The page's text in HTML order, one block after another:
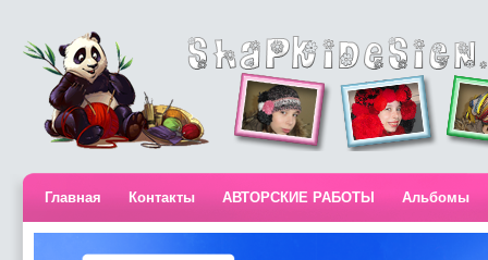
Главная Контакты АВТОРСКИЕ РАБОТЫ Альбомы